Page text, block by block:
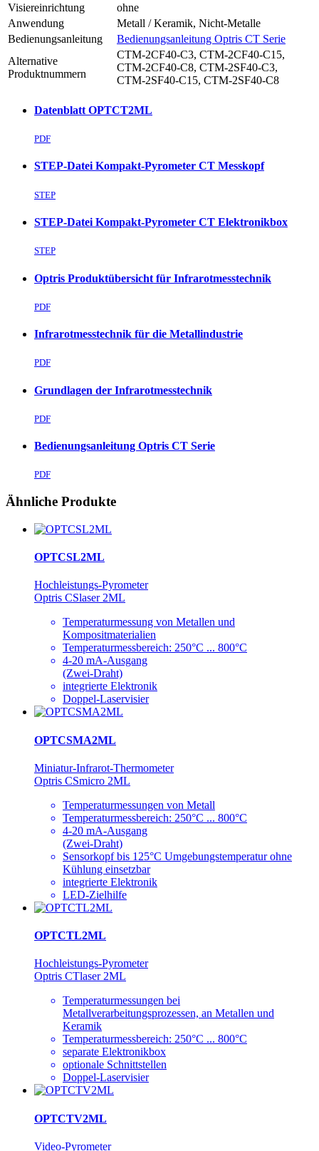
Visiereinrichtung
ohne
Anwendung
Metall / Keramik, Nicht-Metalle
Bedienungsanleitung
Bedienungsanleitung Optris CT Serie
Alternative
Produktnummern
CTM-2CF40-C3, CTM-2CF40-C15,
CTM-2CF40-C8, CTM-2SF40-C3,
CTM-2SF40-C15, CTM-2SF40-C8
Datenblatt OPTCT2ML
PDF
STEP-Datei Kompakt-Pyrometer CT Messkopf
STEP
STEP-Datei Kompakt-Pyrometer CT Elektronikbox
STEP
Optris Produktübersicht für Infrarotmesstechnik
PDF
Infrarotmesstechnik für die Metallindustrie
PDF
Grundlagen der Infrarotmesstechnik
PDF
Bedienungsanleitung Optris CT Serie
PDF
Ähnliche Produkte
OPTCSL2ML
Hochleistungs-Pyrometer
Optris CSlaser 2ML
Temperaturmessung von Metallen und
Kompositmaterialien
Temperaturmessbereich: 250°C ... 800°C
4-20 mA-Ausgang
(Zwei-Draht)
integrierte Elektronik
Doppel-Laservisier
OPTCSMA2ML
Miniatur-Infrarot-Thermometer
Optris CSmicro 2ML
Temperaturmessungen von Metall
Temperaturmessbereich: 250°C ... 800°C
4-20 mA-Ausgang
(Zwei-Draht)
Sensorkopf bis 125°C Umgebungstemperatur ohne
Kühlung einsetzbar
integrierte Elektronik
LED-Zielhilfe
OPTCTL2ML
Hochleistungs-Pyrometer
Optris CTlaser 2ML
Temperaturmessungen bei
Metallverarbeitungsprozessen, an Metallen und
Keramik
Temperaturmessbereich: 250°C ... 800°C
separate Elektronikbox
optionale Schnittstellen
Doppel-Laservisier
OPTCTV2ML
Video-Pyrometer